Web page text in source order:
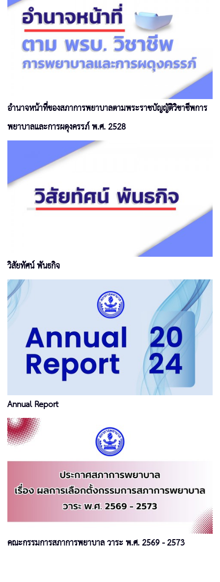
อำนาจหน้าที่ของสภาการพยาบาลตามพระราชบัญญัติวิชาชีพการ
พยาบาลและการผดุงครรภ์ พ.ศ. 2528
วิสัยทัศน์ พันธกิจ
Annual Report
คณะกรรมการสภาการพยาบาล วาระ พ.ศ. 2569 - 2573